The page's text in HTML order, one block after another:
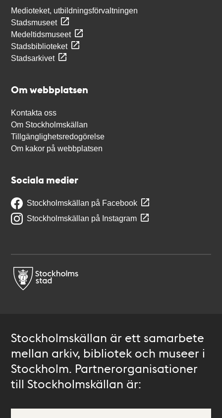
Medioteket, utbildningsförvaltningen
Stadsmuseet
Medeltidsmuseet
Stadsbiblioteket
Stadsarkivet
Om webbplatsen
Kontakta oss
Om Stockholmskällan
Tillgänglighetsredogörelse
Om kakor på webbplatsen
Sociala medier
Stockholmskällan på Facebook
Stockholmskällan på Instagram
Stockholmskällan är ett samarbete
mellan arkiv, bibliotek och museer i
Stockholm. Partnerorganisationer
till Stockholmskällan är: